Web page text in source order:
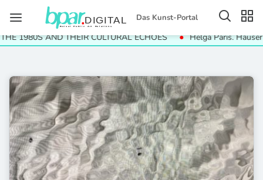
Das Kunst-Portal
1980S AND THEIR CULTURAL ECHOES Helga Paris. Häuser